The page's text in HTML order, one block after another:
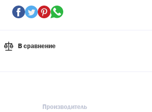
В сравнение
Производитель